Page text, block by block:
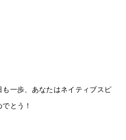
一歩、あなたはネイティブスピ
とう！